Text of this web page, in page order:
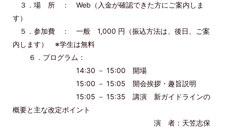
３．場 所 ： Web（入金が確認できた方にご案内しま
す）
５．参加費 ： 一般 1,000 円（振込方法は、後日、ご案
内します） ※学生は無料
６．プログラム：
14:30 － 15:00 開場
15:00 － 15:05 開会挨拶・趣旨説明
15:05 － 15:35 講演 新ガイドラインの
概要と主な改定ポイント
演 者：天笠志保